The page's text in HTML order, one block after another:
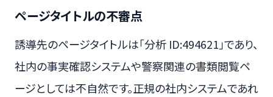
ページタイトルの不審点
誘導先のページタイトルは「分析 ID:494621」であり、
社内の事実確認システムや警察関連の書類閲覧ペ
ージとしては不自然です。正規の社内システムであれ